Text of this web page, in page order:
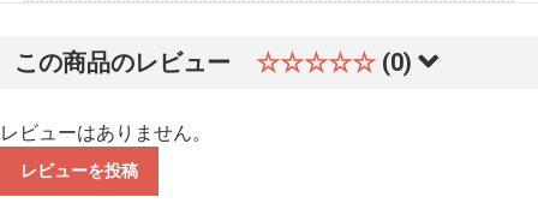
この商品のレビュー ☆☆☆☆☆ (0)
レビューはありません。
レビューを投稿